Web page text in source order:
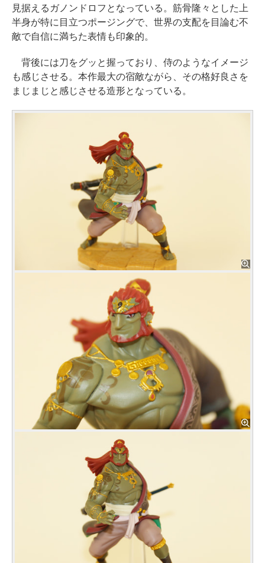
見据えるガノンドロフとなっている。筋骨隆々とした上
半身が特に目立つポージングで、世界の支配を目論む不
敵で自信に満ちた表情も印象的。
背後には刀をグッと握っており、侍のようなイメージ
も感じさせる。本作最大の宿敵ながら、その格好良さを
まじまじと感じさせる造形となっている。